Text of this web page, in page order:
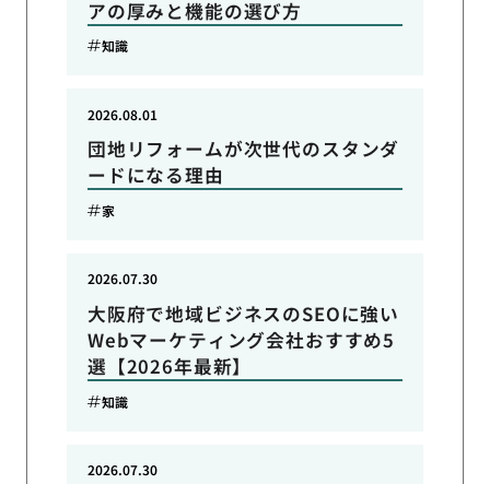
アの厚みと機能の選び方
知識
団地リフォームが次世代のスタンダ
ードになる理由
2026.08.01
家
大阪府で地域ビジネスのSEOに強い
Webマーケティング会社おすすめ5
選【2026年最新】
2026.07.30
知識
2026.07.30